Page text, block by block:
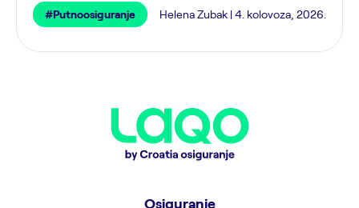
#Putnoosiguranje Helena Zubak | 4. kolovoza, 2026.
Osiguranje